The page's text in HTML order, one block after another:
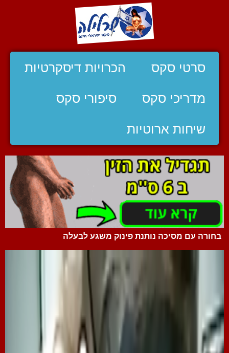
סרטי סקס הכרויות דיסקרטיות
מדריכי סקס סיפורי סקס
שיחות ארוטיות
בחורה עם מסיכה נותנת פינוק משגע לבעלה